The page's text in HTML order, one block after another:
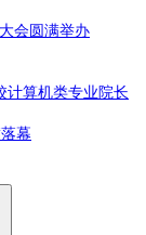
会圆满举办
算机类专业院长
幕